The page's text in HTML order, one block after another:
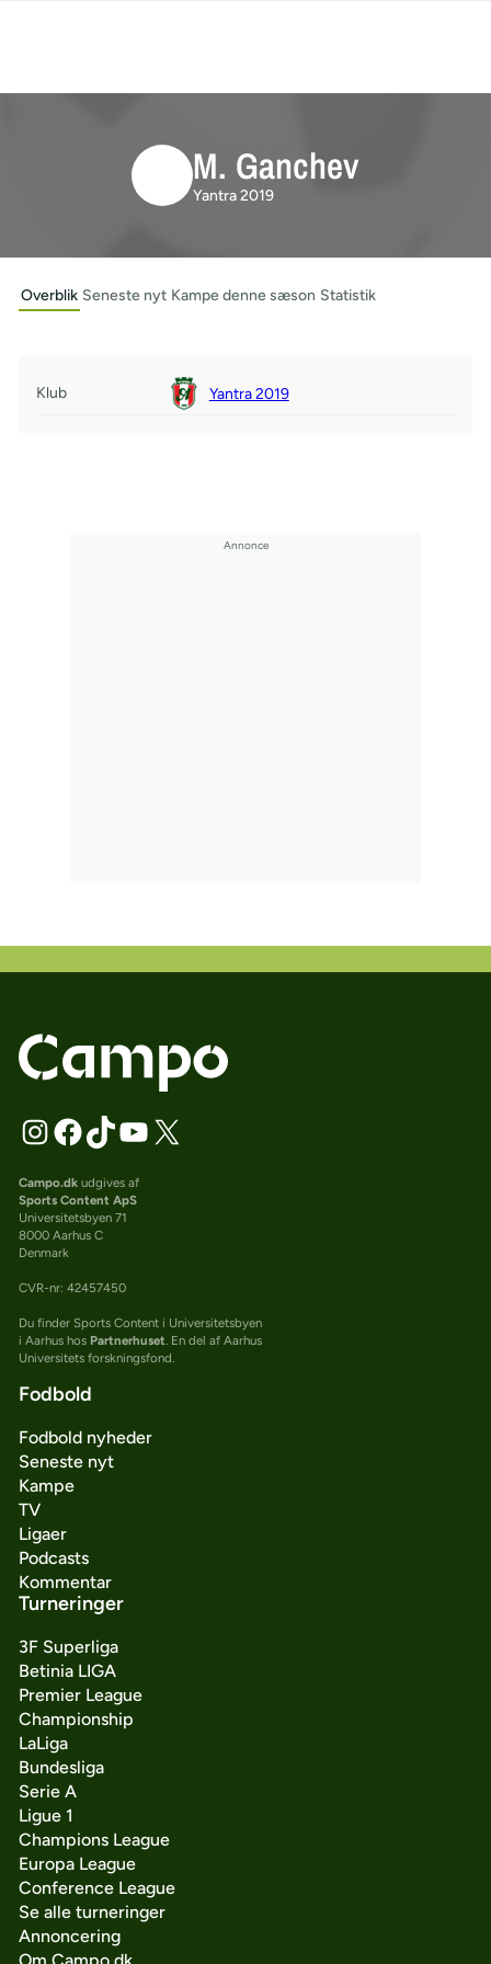
M. Ganchev
Yantra 2019
Overblik Seneste nyt Kampe denne sæson Statistik
Klub Yantra 2019
Campo.dkudgives af
Sports Content ApS
Universitetsbyen 71
8000 Aarhus C
Denmark
CVR-nr: 42457450
Du finder Sports Content i Universitetsbyen
i Aarhus hos Partnerhuset. En del af Aarhus
Universitets forskningsfond.
Fodbold
Fodbold nyheder
Seneste nyt
Kampe
TV
Ligaer
Podcasts
Kommentar
Turneringer
3F Superliga
Betinia LIGA
Premier League
Championship
LaLiga
Bundesliga
Serie A
Ligue 1
Champions League
Europa League
Conference League
Se alle turneringer
Annoncering